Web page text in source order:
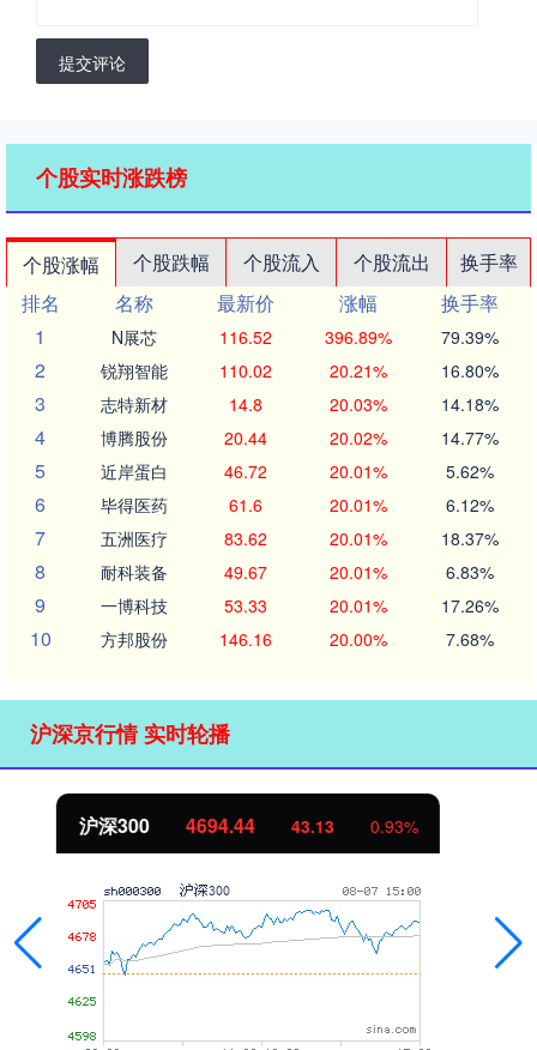
提交评论
个股实时涨跌榜
个股涨幅 个股跌幅 个股流入 个股流出
换手率
排名
名称 最新价 涨幅
换手率
1
N展芯 116.52 396.89% 79.39%
2 锐翔智能 110.02 20.21% 16.80%
3 志特新材 14.8 20.03% 14.18%
4 博腾股份 20.44 20.02% 14.77%
5 近岸蛋白 46.72 20.01% 5.62%
6 毕得医药 61.6 20.01% 6.12%
7 五洲医疗 83.62 20.01% 18.37%
8 耐科装备 49.67 20.01% 6.83%
9 一博科技 53.33 20.01% 17.26%
10 方邦股份 146.16 20.00% 7.68%
沪深京行情 实时轮播
北证50 1134.24 11.37 1.01%